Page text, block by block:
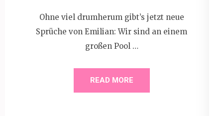
Ohne viel drumherum gibt’s jetzt neue
Sprüche von Emilian: Wir sind an einem
großen Pool …
READ MORE